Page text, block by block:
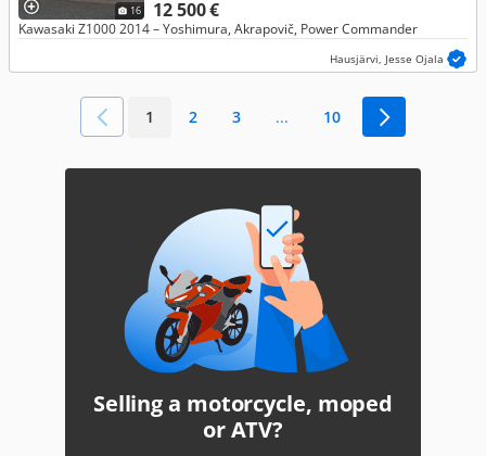
16 12 500 €
Kawasaki Z1000 2014 – Yoshimura, Akrapovič, Power Commander
Hausjärvi, Jesse Ojala
1 2 3 ... 10
Selling a motorcycle, moped
or ATV?